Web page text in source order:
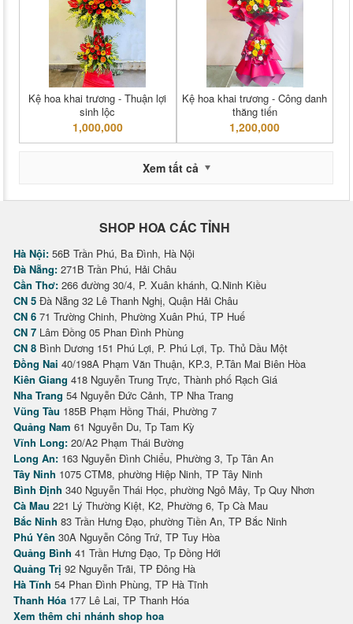
Kệ hoa khai trương - Thuận lợi
sinh lộc
1,000,000
Kệ hoa khai trương - Công danh
thăng tiến
1,200,000
Xem tất cả
SHOP HOA CÁC TỈNH
Hà Nội: 56B Trần Phú, Ba Đình, Hà Nội
Đà Nẵng: 271B Trần Phú, Hải Châu
Cần Thơ: 266 đường 30/4, P. Xuân khánh, Q.Ninh Kiều
CN 5 Đà Nẵng 32 Lê Thanh Nghị, Quận Hải Châu
CN 6 71 Trường Chinh, Phường Xuân Phú, TP Huế
CN 7 Lâm Đồng 05 Phan Đình Phùng
CN 8 Bình Dương 151 Phú Lợi, P. Phú Lợi, Tp. Thủ Dầu Một
Đồng Nai 40/198A Phạm Văn Thuận, KP.3, P.Tân Mai Biên Hòa
Kiên Giang 418 Nguyễn Trung Trực, Thành phố Rạch Giá
Nha Trang 54 Nguyễn Đức Cảnh, TP Nha Trang
Vũng Tàu 185B Phạm Hồng Thái, Phường 7
Quảng Nam 61 Nguyễn Du, Tp Tam Kỳ
Vĩnh Long: 20/A2 Phạm Thái Bường
Long An: 163 Nguyễn Đình Chiểu, Phường 3, Tp Tân An
Tây Ninh 1075 CTM8, phường Hiệp Ninh, TP Tây Ninh
Bình Định 340 Nguyễn Thái Học, phường Ngô Mây, Tp Quy Nhơn
Cà Mau 221 Lý Thường Kiệt, K2, Phường 6, Tp Cà Mau
Bắc Ninh 83 Trần Hưng Đạo, phường Tiền An, TP Bắc Ninh
Phú Yên 30A Nguyễn Công Trứ, TP Tuy Hòa
Quảng Bình 41 Trần Hưng Đạo, Tp Đồng Hới
Quảng Trị 92 Nguyễn Trãi, TP Đông Hà
Hà Tĩnh 54 Phan Đình Phùng, TP Hà Tĩnh
Thanh Hóa 177 Lê Lai, TP Thanh Hóa
Xem thêm chi nhánh shop hoa